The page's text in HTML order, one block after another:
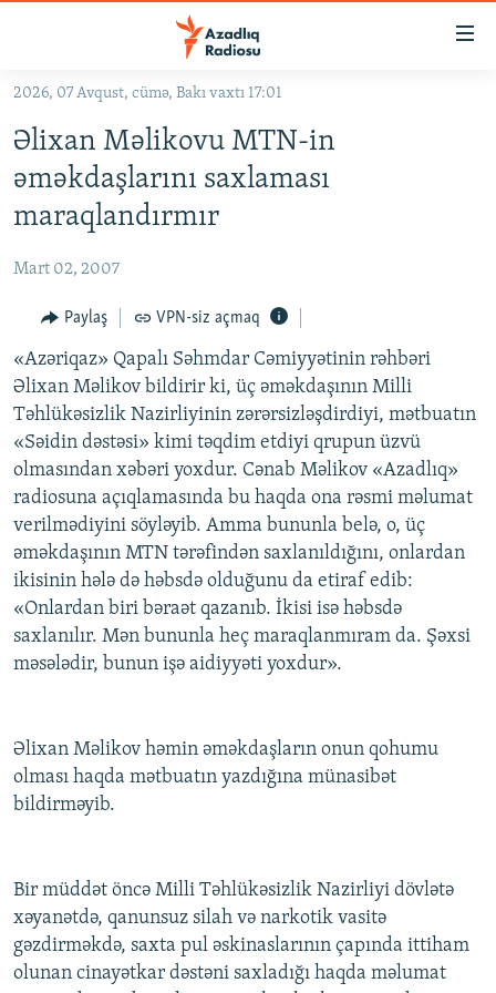
Əsas
qayıt
Əsas
naviqasiyaya
qayıt
KORRUPSIOMETR
#ƏSLINDƏ
FƏRQƏ BAX
QANUNI DOĞRU
ARAŞDIRMA
MULTIMEDIA
VIDEO
FOTOQALEREYA
İNFOQRAFIKA
KARIKATURA
RADIO ARXIV
OXU ZALI
AZƏRBAYCAN ƏDƏBIYYATI KITABXANASI
İSLAM VƏ DEMOKRATIYA
İZ - MƏDƏNIYYƏT PROQRAMI
HAQQIMIZDA
MISSIYAMIZ
PEŞƏ ETIKASI VƏ JURNALISTIKA STANDARTLARIMIZ
MATERIALLARIMIZDAN ISTIFADƏ
AZADLIQRADIOSU MOBIL TELEFONUNUZDA
BIZIMLƏ ƏLAQƏ
BIZI IZLƏ
RFE/RL-in bütün saytları
2026, 07 Avqust, cümə, Bakı vaxtı 17:01
Əlixan Məlikovu MTN-in
əməkdaşlarını saxlaması
maraqlandırmır
Mart 02, 2007
Paylaş VPN-siz açmaq
«Azəriqaz» Qapalı Səhmdar Cəmiyyətinin rəhbəri
Əlixan Məlikov bildirir ki, üç əməkdaşının Milli
Təhlükəsizlik Nazirliyinin zərərsizləşdirdiyi, mətbuatın
«Səidin dəstəsi» kimi təqdim etdiyi qrupun üzvü
olmasından xəbəri yoxdur. Cənab Məlikov «Azadlıq»
radiosuna açıqlamasında bu haqda ona rəsmi məlumat
verilmədiyini söyləyib. Amma bununla belə, o, üç
əməkdaşının MTN tərəfindən saxlanıldığını, onlardan
ikisinin hələ də həbsdə olduğunu da etiraf edib:
«Onlardan biri bəraət qazanıb. İkisi isə həbsdə
saxlanılır. Mən bununla heç maraqlanmıram da. Şəxsi
məsələdir, bunun işə aidiyyəti yoxdur».
Əlixan Məlikov həmin əməkdaşların onun qohumu
olması haqda mətbuatın yazdığına münasibət
bildirməyib.
Bir müddət öncə Milli Təhlükəsizlik Nazirliyi dövlətə
xəyanətdə, qanunsuz silah və narkotik vasitə
gəzdirməkdə, saxta pul əskinaslarının çapında ittiham
olunan cinayətkar dəstəni saxladığı haqda məlumat